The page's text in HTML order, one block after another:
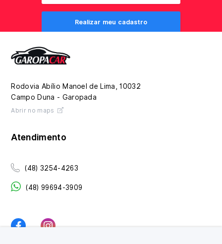
Realizar meu cadastro
Rodovia Abílio Manoel de Lima, 10032
Campo Duna - Garopada
Abrir no maps
Atendimento
(48) 3254-4263
(48) 99694-3909